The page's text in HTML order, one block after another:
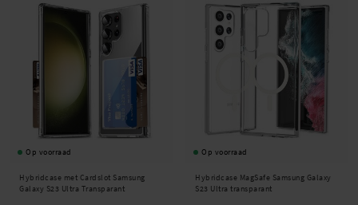
Op voorraad
Hybridcase met Cardslot Samsung
Galaxy S23 Ultra Transparant
Op voorraad
Hybridcase MagSafe Samsung Galaxy
S23 Ultra transparant